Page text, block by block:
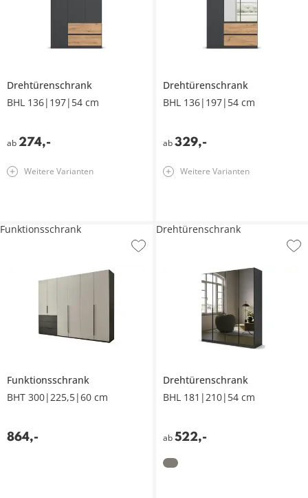
Drehtürenschrank
BHL 136|197|54 cm
ab 274,-
Weitere Varianten
Drehtürenschrank
BHL 136|197|54 cm
ab 329,-
Weitere Varianten
Funktionsschrank
BHT 300|225,5|60 cm
864,-
Funktionsschrank
Drehtürenschrank
BHL 181|210|54 cm
ab 522,-
Drehtürenschrank